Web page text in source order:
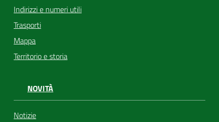
Indirizzi e numeri utili
Trasporti
Mappa
Territorio e storia
NOVITÀ
Notizie